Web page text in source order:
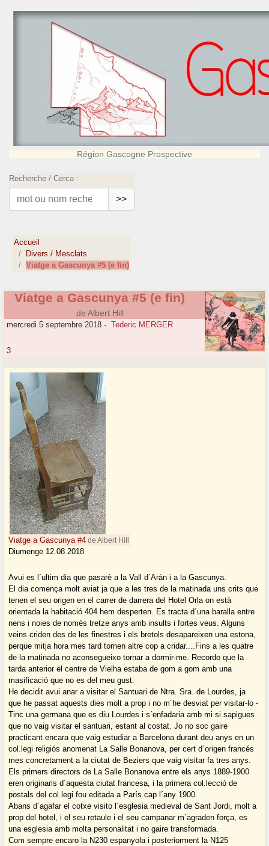
Région Gascogne Prospective
Recherche / Cerca :
>>
Accueil
Divers / Mesclats
Viatge a Gascunya #5 (e fin)
Viatge a Gascunya #5 (e fin)
de Albert Hill
mercredi 5 septembre 2018 - Tederic MERGER
3
Viatge a Gascunya #4 de Albert Hill
Diumenge 12.08.2018
Avui es l´ultim dia que pasarè a la Vall d´Aràn i a la Gascunya.
El dia comença molt aviat ja que a les tres de la matinada uns crits que
tenen el seu origen en el carrer de darrera del Hotel Orla on està
orientada la habitació 404 hem desperten. Es tracta d´una baralla entre
nens i noies de només tretze anys amb insults i fortes veus. Alguns
veins criden des de les finestres i els bretols desapareixen una estona,
perque mitja hora mes tard tornen altre cop a cridar....Fins a les quatre
de la matinada no aconsegueixo tornar a dormir-me. Recordo que la
tarda anterior el centre de Vielha estaba de gom a gom amb una
masificació que no es del meu gust.
He decidit avui anar a visitar el Santuari de Ntra. Sra. de Lourdes, ja
que he passat aquests dies molt a prop i no m´he desviat per visitar-lo -
Tinc una germana que es diu Lourdes i s´enfadaria amb mi si sapigues
que no vaig visitar el santuari, estant al costat. Jo no soc gaire
practicant encara que vaig estudiar a Barcelona durant deu anys en un
col.legi religiós anomenat La Salle Bonanova, per cert d´origen francés
mes concretament a la ciutat de Beziers que vaig visitar fa tres anys.
Els primers directors de La Salle Bonanova entre els anys 1889-1900
eren originaris d´aquesta ciutat francesa, i la primera col.lecció de
postals del col.legi fou editada a París cap l´any 1900.
Abans d´agafar el cotxe visito l´esglesia medieval de Sant Jordi, molt a
prop del hotel, i el seu retaule i el seu campanar m´agraden força, es
una esglesia amb molta personalitat i no gaire transformada.
Com sempre encaro la N230 espanyola i posteriorment la N125